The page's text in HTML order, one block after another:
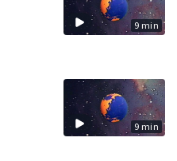
9 min
9 min